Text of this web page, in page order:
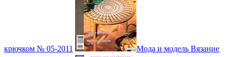
крючком № 05-2011 Мода и модель Вязание